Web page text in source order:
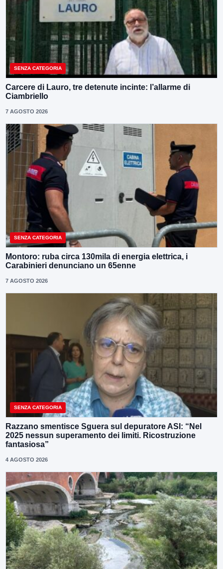
SENZA CATEGORIA
Carcere di Lauro, tre detenute incinte: l’allarme di
Ciambriello
7 AGOSTO 2026
SENZA CATEGORIA
Montoro: ruba circa 130mila di energia elettrica, i
Carabinieri denunciano un 65enne
7 AGOSTO 2026
SENZA CATEGORIA
Razzano smentisce Sguera sul depuratore ASI: “Nel
2025 nessun superamento dei limiti. Ricostruzione
fantasiosa”
4 AGOSTO 2026